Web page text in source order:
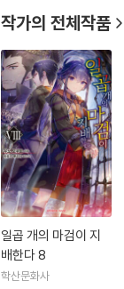
작가의 전체작품
일곱 개의 마검이 지
배한다 8
학산문화사